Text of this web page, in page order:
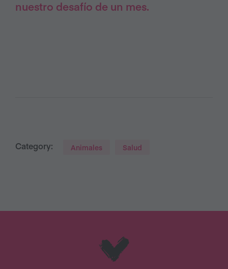
nuestro desafío de un mes.
Category: Animales Salud